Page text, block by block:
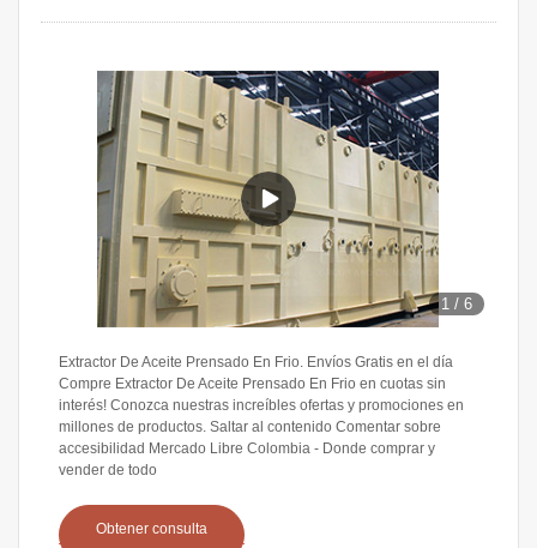
1 /6
Extractor De Aceite Prensado En Frio. Envíos Gratis en el día
Compre Extractor De Aceite Prensado En Frio en cuotas sin
interés! Conozca nuestras increíbles ofertas y promociones en
millones de productos. Saltar al contenido Comentar sobre
accesibilidad Mercado Libre Colombia - Donde comprar y
vender de todo
Obtener consulta